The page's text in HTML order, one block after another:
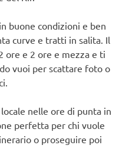
buone condizioni e ben
curve e tratti in salita. Il
ore e 2 ore e mezza e ti
vuoi per scattare foto o
nelle ore di punta in
perfetta per chi vuole
o proseguire poi